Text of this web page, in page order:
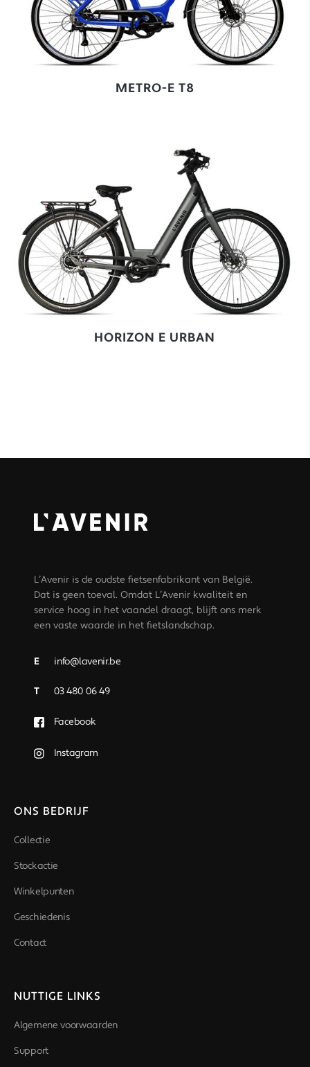
METRO-E T8
HORIZON E URBAN
L’Avenir is de oudste fietsenfabrikant van België.
Dat is geen toeval. Omdat L’Avenir kwaliteit en
service hoog in het vaandel draagt, blijft ons merk
een vaste waarde in het fietslandschap.
E info@lavenir.be
T 03 480 06 49
Facebook
Instagram
ONS BEDRIJF
Collectie
Stockactie
Winkelpunten
Geschiedenis
Contact
NUTTIGE LINKS
Algemene voorwaarden
Support